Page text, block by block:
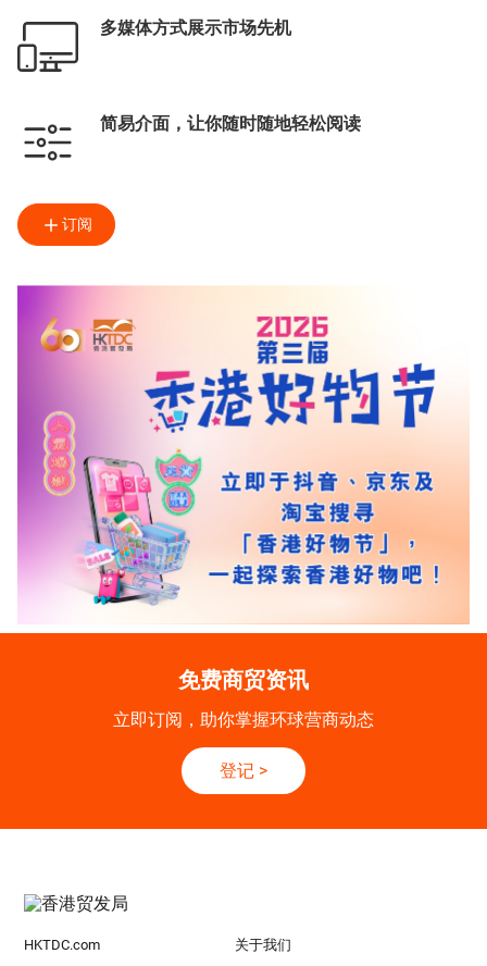
多媒体方式展示市场先机
简易介面，让你随时随地轻松阅读
订阅
免费商贸资讯
立即订阅，助你掌握环球营商动态
登记 >
HKTDC.com 关于我们